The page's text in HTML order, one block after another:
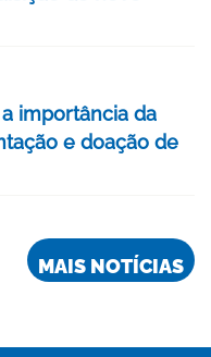
importância da
e doação de
MAIS NOTÍCIAS